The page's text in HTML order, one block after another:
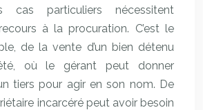
cas particuliers nécessitent
à la procuration. C’est le
de la vente d’un bien détenu
où le gérant peut donner
tiers pour agir en son nom. De
incarcéré peut avoir besoin